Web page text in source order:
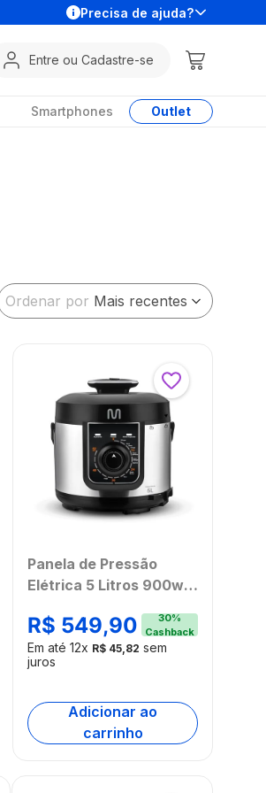
Precisa de ajuda?
Entre ou Cadastre-se
Smartphones Outlet
Ordenar por Mais recentes
Panela de Pressão
Elétrica 5 Litros 900w
[Reembalado]
R$ 549,90 30%
Cashback
Em até 12x R$ 45,82 sem
juros
Adicionar ao
carrinho